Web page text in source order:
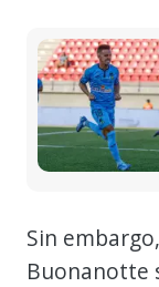
Sin
Buonanotte